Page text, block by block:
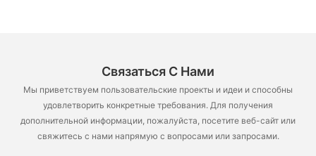
Связаться С Нами
Мы приветствуем пользовательские проекты и идеи и способны
удовлетворить конкретные требования. Для получения
дополнительной информации, пожалуйста, посетите веб-сайт или
свяжитесь с нами напрямую с вопросами или запросами.